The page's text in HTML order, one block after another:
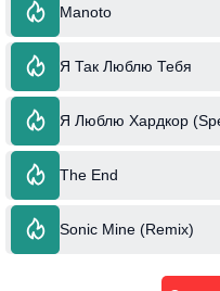
Manoto
Я Так Люблю Тебя
Я Люблю Хардкор
The End
Sonic Mine (Remix)